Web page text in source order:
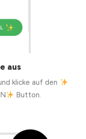
aus
klicke auf den
Button.